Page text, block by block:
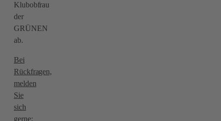
Klubobfrau
der
GRÜNEN
ab.
Bei
Rückfragen,
melden
Sie
sich
gerne: